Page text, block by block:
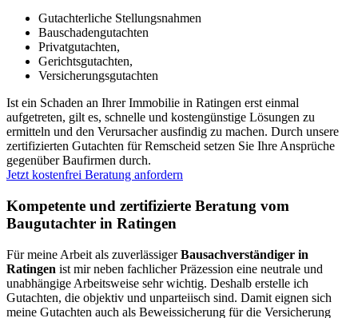
Gutachterliche Stellungsnahmen
Bauschadengutachten
Privatgutachten,
Gerichtsgutachten,
Versicherungsgutachten
Ist ein Schaden an Ihrer Immobilie in Ratingen erst einmal
aufgetreten, gilt es, schnelle und kostengünstige Lösungen zu
ermitteln und den Verursacher ausfindig zu machen. Durch unsere
zertifizierten Gutachten für Remscheid setzen Sie Ihre Ansprüche
gegenüber Baufirmen durch.
Jetzt kostenfrei Beratung anfordern
Kompetente und zertifizierte Beratung vom
Baugutachter in Ratingen
Für meine Arbeit als zuverlässigerBausachverständiger in
Ratingen ist mir neben fachlicher Präzession eine neutrale und
unabhängige Arbeitsweise sehr wichtig. Deshalb erstelle ich
Gutachten, die objektiv und unparteiisch sind. Damit eignen sich
meine Gutachten auch als Beweissicherung für die Versicherung